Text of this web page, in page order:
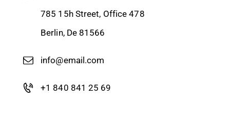
785 15h Street, Office 478
Berlin, De 81566
info@email.com
+1 840 841 25 69